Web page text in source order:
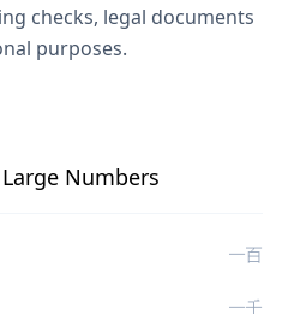
checks, legal documents
purposes.
Numbers
一百
一千